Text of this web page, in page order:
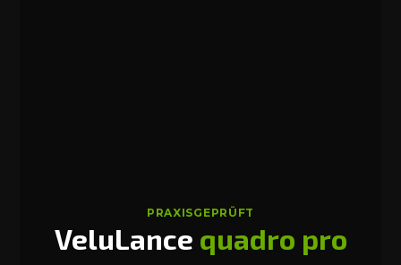
PRAXISGEPRÜFT
VeluLance quadro pro